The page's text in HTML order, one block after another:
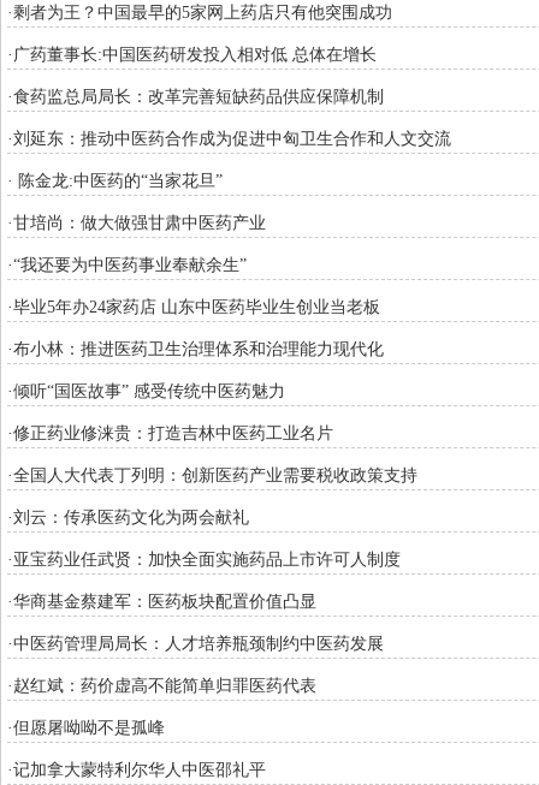
·剩者为王？中国最早的5家网上药店只有他突围成功
·广药董事长:中国医药研发投入相对低 总体在增长
·食药监总局局长：改革完善短缺药品供应保障机制
·刘延东：推动中医药合作成为促进中匈卫生合作和人文交流
· 陈金龙:中医药的“当家花旦”
·甘培尚：做大做强甘肃中医药产业
·“我还要为中医药事业奉献余生”
·毕业5年办24家药店 山东中医药毕业生创业当老板
·布小林：推进医药卫生治理体系和治理能力现代化
·倾听“国医故事” 感受传统中医药魅力
·修正药业修涞贵：打造吉林中医药工业名片
·全国人大代表丁列明：创新医药产业需要税收政策支持
·刘云：传承医药文化为两会献礼
·亚宝药业任武贤：加快全面实施药品上市许可人制度
·华商基金蔡建军：医药板块配置价值凸显
·中医药管理局局长：人才培养瓶颈制约中医药发展
·赵红斌：药价虚高不能简单归罪医药代表
·但愿屠呦呦不是孤峰
·记加拿大蒙特利尔华人中医邵礼平